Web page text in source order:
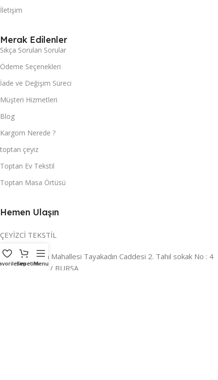
İletişim
Merak Edilenler
Sıkça Sorulan Sorular
Ödeme Seçenekleri
İade ve Değişim Süreci
Müşteri Hizmetleri
Blog
Kargom Nerede ?
toptan çeyiz
Toptan Ev Tekstil
Toptan Masa Örtüsü
Hemen Ulaşın
ÇEYİZCİ TEKSTİL
Adres:Reyhan Mahallesi Tayakadın Caddesi 2. Tahıl sokak No : 4
/ a Osmangazi / BURSA
SepetimMenu